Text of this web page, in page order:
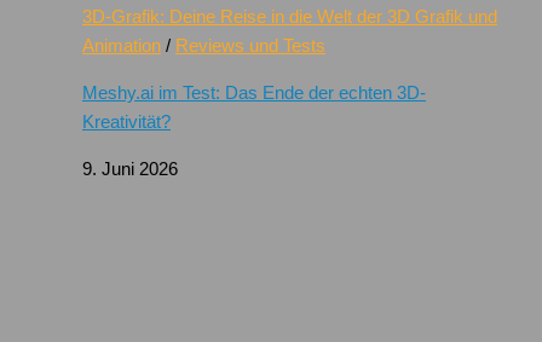
3D-Grafik: Deine Reise in die Welt der 3D Grafik und
Animation / Reviews und Tests
Meshy.ai im Test: Das Ende der echten 3D-
Kreativität?
9. Juni 2026